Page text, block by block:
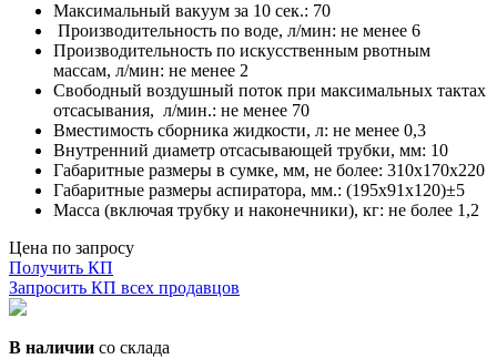
Максимальный вакуум за 10 сек.: 70
Производительность по воде, л/мин: не менее 6
Производительность по искусственным рвотным
массам, л/мин: не менее 2
Свободный воздушный поток при максимальных тактах
отсасывания, л/мин.: не менее 70
Вместимость сборника жидкости, л: не менее 0,3
Внутренний диаметр отсасывающей трубки, мм: 10
Габаритные размеры в сумке, мм, не более: 310х170х220
Габаритные размеры аспиратора, мм.: (195х91х120)±5
Масса (включая трубку и наконечники), кг: не более 1,2
Цена по запросу
Получить КП
Запросить КП всех продавцов
В наличии со склада